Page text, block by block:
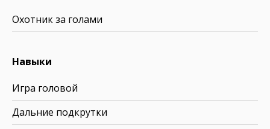
Охотник за голами
Навыки
Игра головой
Дальние подкрутки